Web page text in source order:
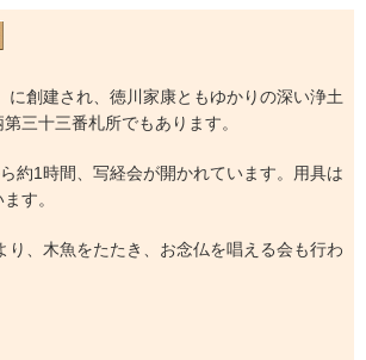
創建され、徳川家康ともゆかりの深い浄土
三十三番札所でもあります。
約1時間、写経会が開かれています。用具は
す。
、木魚をたたき、お念仏を唱える会も行わ